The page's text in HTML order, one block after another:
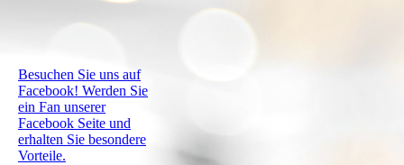
Besuchen Sie uns auf
Facebook! Werden Sie
ein Fan unserer
Facebook Seite und
erhalten Sie besondere
Vorteile.